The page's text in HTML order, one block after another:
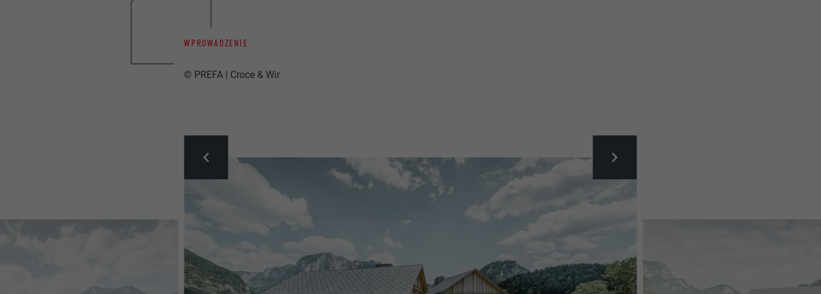
WPROWADZENIE
© PREFA | Croce & Wir